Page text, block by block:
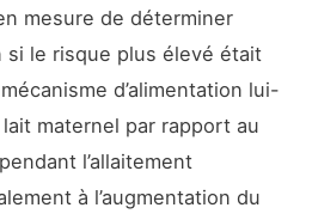
mesure de déterminer
si le risque plus élevé était
d’alimentation lui-
maternel par rapport au
l’allaitement
à l’augmentation du